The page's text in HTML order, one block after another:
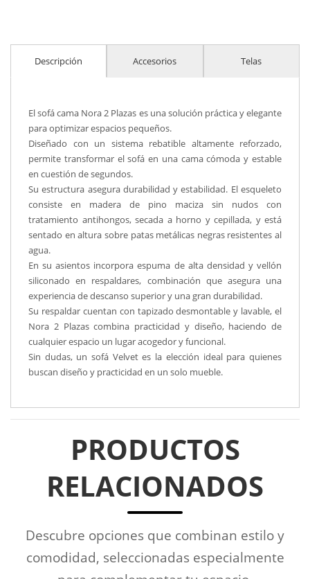
Descripción Accesorios Telas
El sofá cama Nora 2 Plazas es una solución práctica y elegante
para optimizar espacios pequeños.
Diseñado con un sistema rebatible altamente reforzado,
permite transformar el sofá en una cama cómoda y estable
en cuestión de segundos.
Su estructura asegura durabilidad y estabilidad. El esqueleto
consiste en madera de pino maciza sin nudos con
tratamiento antihongos, secada a horno y cepillada, y está
sentado en altura sobre patas metálicas negras resistentes al
agua.
En su asientos incorpora espuma de alta densidad y vellón
siliconado en respaldares, combinación que asegura una
experiencia de descanso superior y una gran durabilidad.
Su respaldar cuentan con tapizado desmontable y lavable, el
Nora 2 Plazas combina practicidad y diseño, haciendo de
cualquier espacio un lugar acogedor y funcional.
Sin dudas, un sofá Velvet es la elección ideal para quienes
buscan diseño y practicidad en un solo mueble.
PRODUCTOS
RELACIONADOS
Descubre opciones que combinan estilo y
comodidad, seleccionadas especialmente